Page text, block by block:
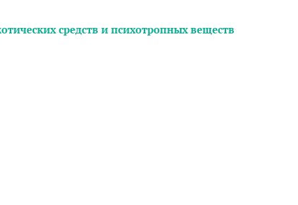
средств и психотропных веществ